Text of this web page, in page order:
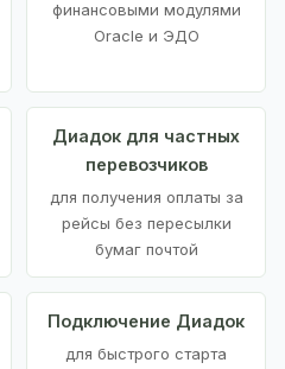
финансовыми модулями
Oracle и ЭДО
Диадок для частных
перевозчиков
для получения оплаты за
рейсы без пересылки
бумаг почтой
Подключение Диадок
для быстрого старта